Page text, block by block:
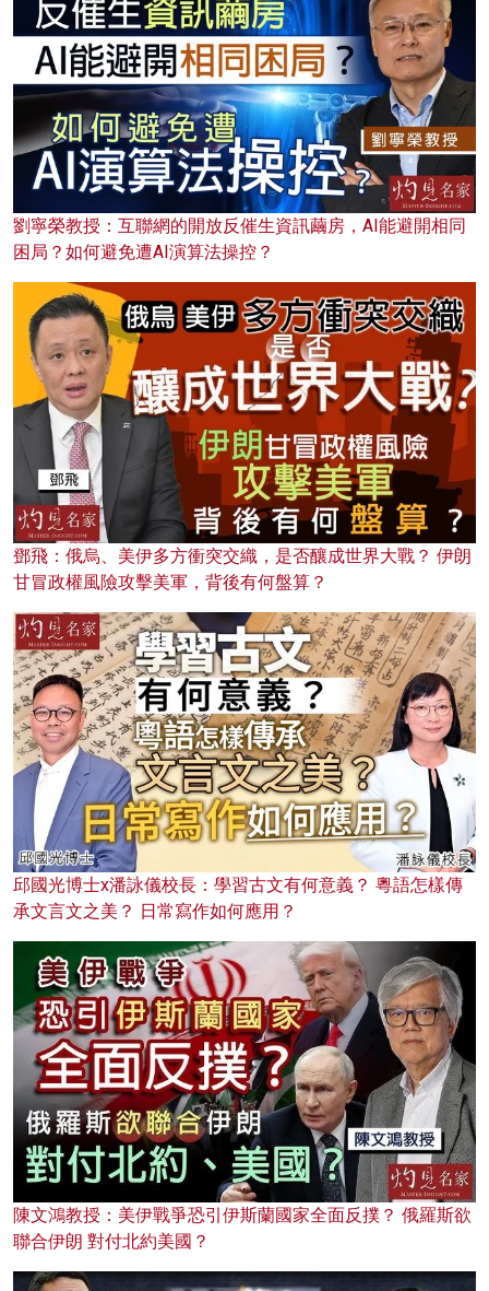
劉寧榮教授：互聯網的開放反催生資訊繭房，AI能避開相同
困局？如何避免遭AI演算法操控？
鄧飛：俄烏、美伊多方衝突交織，是否釀成世界大戰？ 伊朗
甘冒政權風險攻擊美軍，背後有何盤算？
邱國光博士x潘詠儀校長：學習古文有何意義？ 粵語怎樣傳
承文言文之美？ 日常寫作如何應用？
陳文鴻教授：美伊戰爭恐引伊斯蘭國家全面反撲？ 俄羅斯欲
聯合伊朗 對付北約美國？